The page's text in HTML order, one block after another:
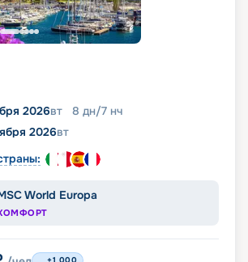
2026вт 8 дн/7 нч
2026вт
World Europa
+1 000